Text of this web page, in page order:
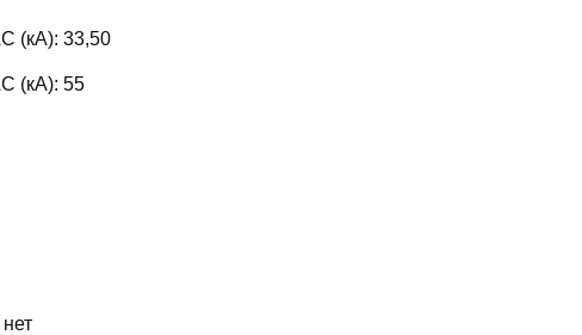
(кА): 33,50
(кА): 55
нет